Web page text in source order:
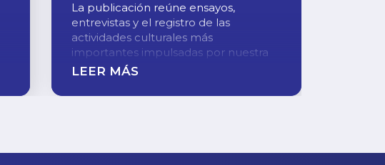
La publicación reúne ensayos,
entrevistas y el registro de las
actividades culturales más
importantes impulsadas por nuestra
institución durante 2025
LEER MÁS